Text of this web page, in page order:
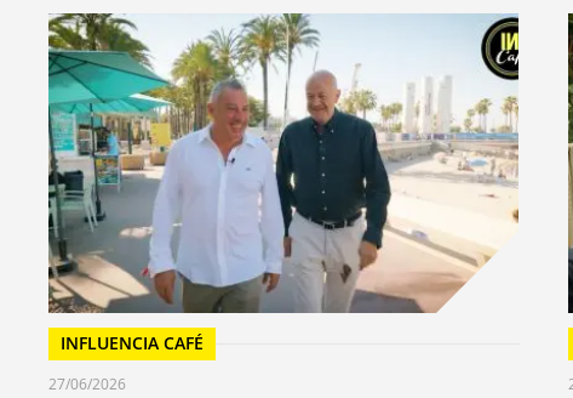
se rajeunissent en moyenne de 33 ans, et nous
qui eux, se donnent leur âge à plus ou moins 10 ans.
on constate que les Jouvences sont
seules tandis que les Assumés sont plutôt des
de 20 ans. La revendication de jeunesse semble donc
la jeunesse, tout comme la beauté ou la minceur,
Autre trait, les Jouvences disposent d’un
Assumés, mais ce n’est pas pour autant qu’ils
aiment dépenser, ils l’assument et s’accordent à
que de l’épargner » ou encore
« Si j’aime quelque
A l’inverse, les Assumés eux, thésaurisent. C’est la cigale
INFLUENCIA CAFÉ
27/06/2026